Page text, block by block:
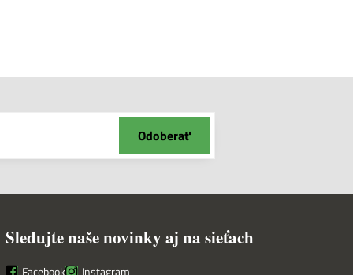
Odoberať
Sledujte naše novinky aj na sieťach
Facebook Instagram